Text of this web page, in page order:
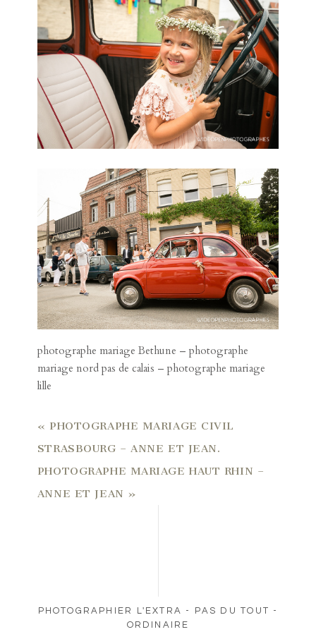
photographe mariage Bethune – photographe
mariage nord pas de calais – photographe mariage
lille
« PHOTOGRAPHE MARIAGE CIVIL
STRASBOURG – ANNE ET JEAN.
PHOTOGRAPHE MARIAGE HAUT RHIN –
ANNE ET JEAN »
PHOTOGRAPHIER L'EXTRA - PAS DU TOUT -
ORDINAIRE